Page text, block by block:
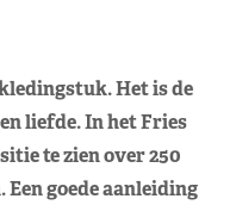
Het is de
liefde. In het Fries
te zien over 250
goede aanleiding